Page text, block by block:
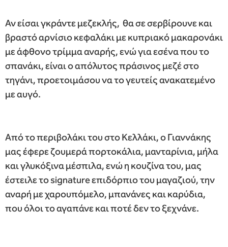
Αν είσαι γκράντε μεζεκλής, θα σε σερβίρουνε και
βραστό αρνίσιο κεφαλάκι με κυπριακό μακαρονάκι
με άφθονο τρίμμα αναρής, ενώ για εσένα που το
σπανάκι, είναι ο απόλυτος πράσινος μεζέ στο
τηγάνι, προετοιμάσου να το γευτείς ανακατεμένο
με αυγό.
Από το περιβολάκι του στο Κελλάκι, ο Γιαννάκης
μας έφερε ζουμερά πορτοκάλια, μανταρίνια, μήλα
και γλυκόξινα μέσπιλα, ενώ η κουζίνα του, μας
έστειλε το signature επιδόρπιο του μαγαζιού, την
αναρή με χαρουπόμελο, μπανάνες και καρύδια,
που όλοι το αγαπάνε και ποτέ δεν το ξεχνάνε.